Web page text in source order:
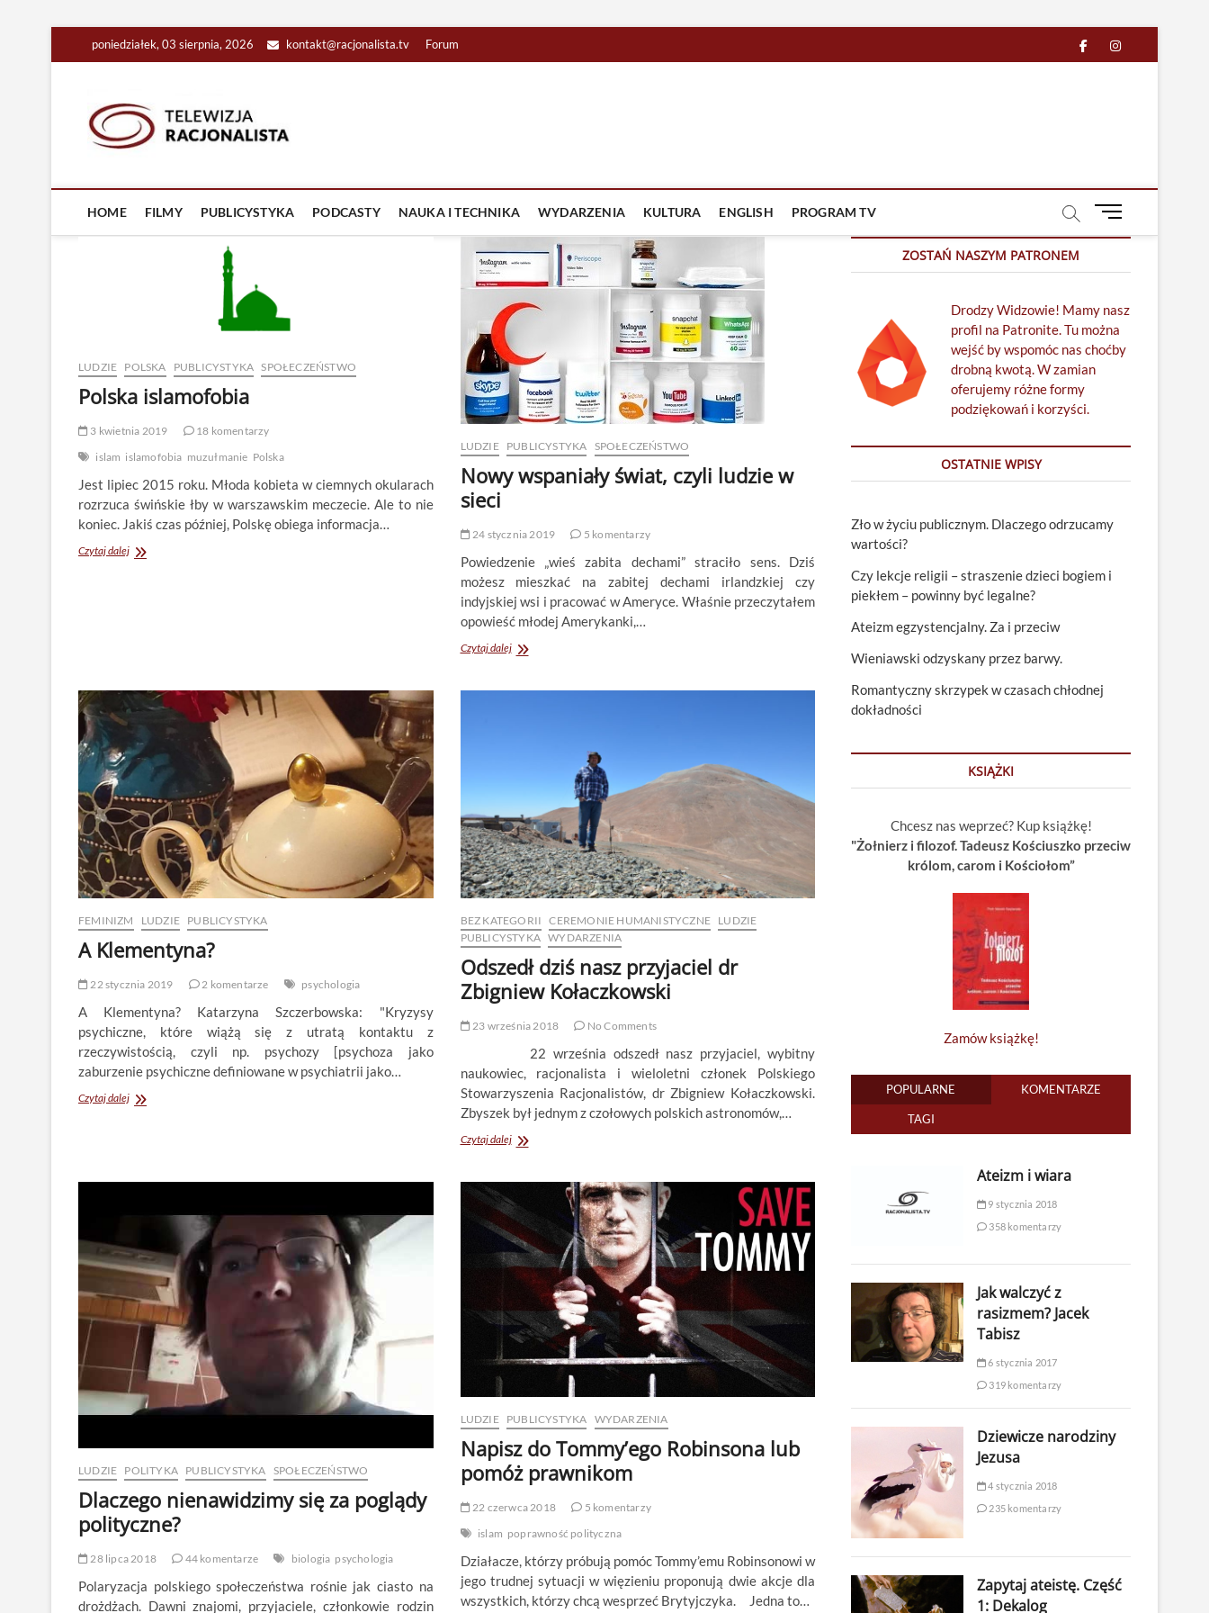
poniedziałek, 03 sierpnia, 2026 kontakt@racjonalista.tv Forum facebook
in
HOME FILMY PUBLICYSTYKA PODCASTY NAUKA I TECHNIKA WYDARZENIA KULTURA ENGLISH PROGRAM TV
M
u
u
t
t
LUDZIE POLSKA PUBLICYSTYKA SPOŁECZEŃSTWO
Polska islamofobia
3 kwietnia 2019
18 komentarzy
islam islamofobia muzułmanie Polska
Jest lipiec 2015 roku. Młoda kobieta w ciemnych okularach
rozrzuca świńskie łby w warszawskim meczecie. Ale to nie
koniec. Jakiś czas później, Polskę obiega informacja…
Czytaj dalejPolska
LUDZIE PUBLICYSTYKA SPOŁECZEŃSTWO
Nowy wspaniały świat, czyli ludzie w
sieci
24 stycznia 2019 5 komentarzy
Powiedzenie „wieś zabita dechami” straciło sens. Dziś
możesz mieszkać na zabitej dechami irlandzkiej czy
indyjskiej wsi i pracować w Ameryce. Właśnie przeczytałem
opowieść młodej Amerykanki,…
Czytaj dalejNowy
FEMINIZM LUDZIE PUBLICYSTYKA
A Klementyna?
22 stycznia 2019 2 komentarze psychologia
A Klementyna? Katarzyna Szczerbowska: "Kryzysy
psychiczne, które wiążą się z utratą kontaktu z
rzeczywistością, czyli np. psychozy [psychoza jako
zaburzenie psychiczne definiowane w psychiatrii jako…
Czytaj dalejA
BEZ KATEGORII CEREMONIE HUMANISTYCZNE
LUDZIE
PUBLICYSTYKA WYDARZENIA
Odszedł dziś nasz przyjaciel dr
Zbigniew Kołaczkowski
23 września 2018 No Comments
22 września odszedł nasz przyjaciel, wybitny
naukowiec, racjonalista i wieloletni członek Polskiego
Stowarzyszenia Racjonalistów, dr Zbigniew Kołaczkowski.
Zbyszek był jednym z czołowych polskich astronomów,…
Czytaj dalejOdszedł
dr
Zbigniew
Kołaczkowski
LUDZIE POLITYKA PUBLICYSTYKA SPOŁECZEŃSTWO
Dlaczego nienawidzimy się za poglądy
polityczne?
28 lipca 2018 44 komentarze biologia psychologia
Polaryzacja polskiego społeczeństwa rośnie jak ciasto na
drożdżach. Dawni znajomi, przyjaciele, członkowie rodzin
LUDZIE PUBLICYSTYKA WYDARZENIA
Napisz do Tommy’ego Robinsona lub
pomóż prawnikom
22 czerwca 2018
5 komentarzy
islam poprawność polityczna
Działacze, którzy próbują pomóc Tommy’emu Robinsonowi w
jego trudnej sytuacji w więzieniu proponują dwie akcje dla
wszystkich, którzy chcą wesprzeć Brytyjczyka. Jedna to…
ZOSTAŃ NASZYM PATRONEM
Drodzy Widzowie! Mamy nasz
profil na Patronite. Tu można
wejść by wspomóc nas choćby
drobną kwotą. W zamian
oferujemy różne formy
podziękowań i korzyści.
OSTATNIE WPISY
Zło w życiu publicznym. Dlaczego odrzucamy
wartości?
Czy lekcje religii – straszenie dzieci bogiem i
piekłem – powinny być legalne?
Ateizm egzystencjalny. Za i przeciw
Wieniawski odzyskany przez barwy.
Romantyczny skrzypek w czasach chłodnej
dokładności
KSIĄŻKI
Chcesz nas weprzeć? Kup książkę!
"Żołnierz i filozof. Tadeusz Kościuszko przeciw
królom, carom i Kościołom”
Zamów książkę!
POPULARNE KOMENTARZE
TAGI
Ateizm i wiara
9 stycznia 2018
358 komentarzy
Jak walczyć z
rasizmem? Jacek
Tabisz
6 stycznia 2017
319 komentarzy
Dziewicze narodziny
Jezusa
4 stycznia 2018
235 komentarzy
Zapytaj ateistę. Część
1: Dekalog